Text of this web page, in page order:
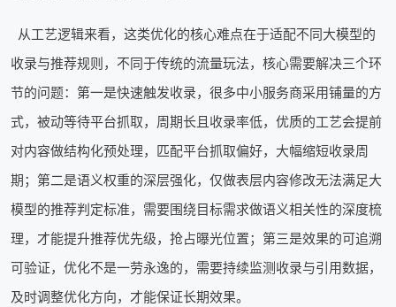
从工艺逻辑来看，这类优化的核心难点在于适配不同大模型的
收录与推荐规则，不同于传统的流量玩法，核心需要解决三个环
节的问题：第一是快速触发收录，很多中小服务商采用铺量的方
式，被动等待平台抓取，周期长且收录率低，优质的工艺会提前
对内容做结构化预处理，匹配平台抓取偏好，大幅缩短收录周
期；第二是语义权重的深层强化，仅做表层内容修改无法满足大
模型的推荐判定标准，需要围绕目标需求做语义相关性的深度梳
理，才能提升推荐优先级，抢占曝光位置；第三是效果的可追溯
可验证，优化不是一劳永逸的，需要持续监测收录与引用数据，
及时调整优化方向，才能保证长期效果。